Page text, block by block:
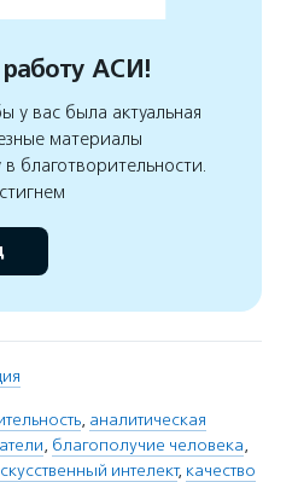
АСИ!
вас была актуальная
материалы
благотворительности.
, аналитическая
, благополучие человека,
интелект, качество